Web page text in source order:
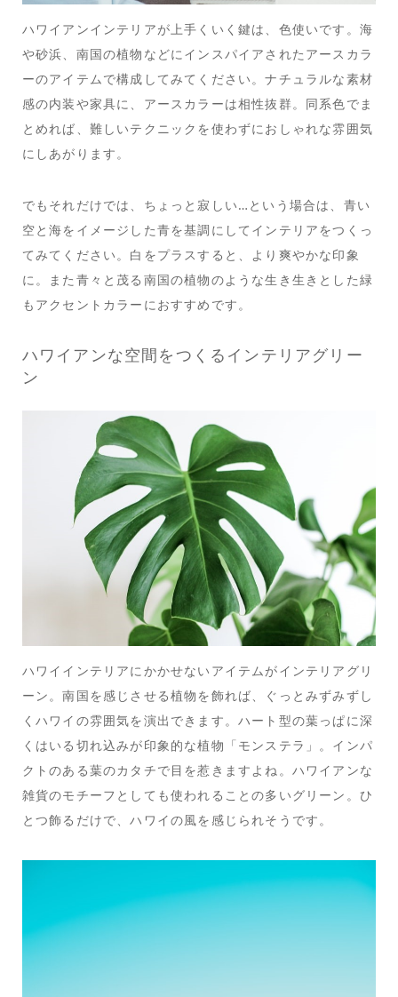
ハワイアンインテリアが上手くいく鍵は、色使いです。海
や砂浜、南国の植物などにインスパイアされたアースカラ
ーのアイテムで構成してみてください。ナチュラルな素材
感の内装や家具に、アースカラーは相性抜群。同系色でま
とめれば、難しいテクニックを使わずにおしゃれな雰囲気
にしあがります。
でもそれだけでは、ちょっと寂しい…という場合は、青い
空と海をイメージした青を基調にしてインテリアをつくっ
てみてください。白をプラスすると、より爽やかな印象
に。また青々と茂る南国の植物のような生き生きとした緑
もアクセントカラーにおすすめです。
ハワイアンな空間をつくるインテリアグリー
ン
ハワイインテリアにかかせないアイテムがインテリアグリ
ーン。南国を感じさせる植物を飾れば、ぐっとみずみずし
くハワイの雰囲気を演出できます。ハート型の葉っぱに深
くはいる切れ込みが印象的な植物「モンステラ」。インパ
クトのある葉のカタチで目を惹きますよね。ハワイアンな
雑貨のモチーフとしても使われることの多いグリーン。ひ
とつ飾るだけで、ハワイの風を感じられそうです。